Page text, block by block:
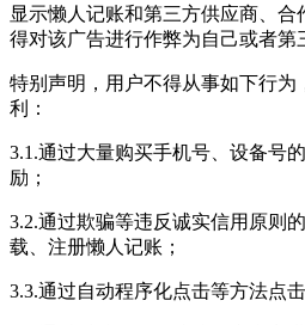
显示懒人记账和第三方供应商、
得对该广告进行作弊为自己或者第
特别声明，用户不得从事如下行为
利：
3.1.通过大量购买手机号、设备号
励；
3.2.通过欺骗等违反诚实信用原则
载、注册懒人记账；
3.3.通过自动程序化点击等方法点